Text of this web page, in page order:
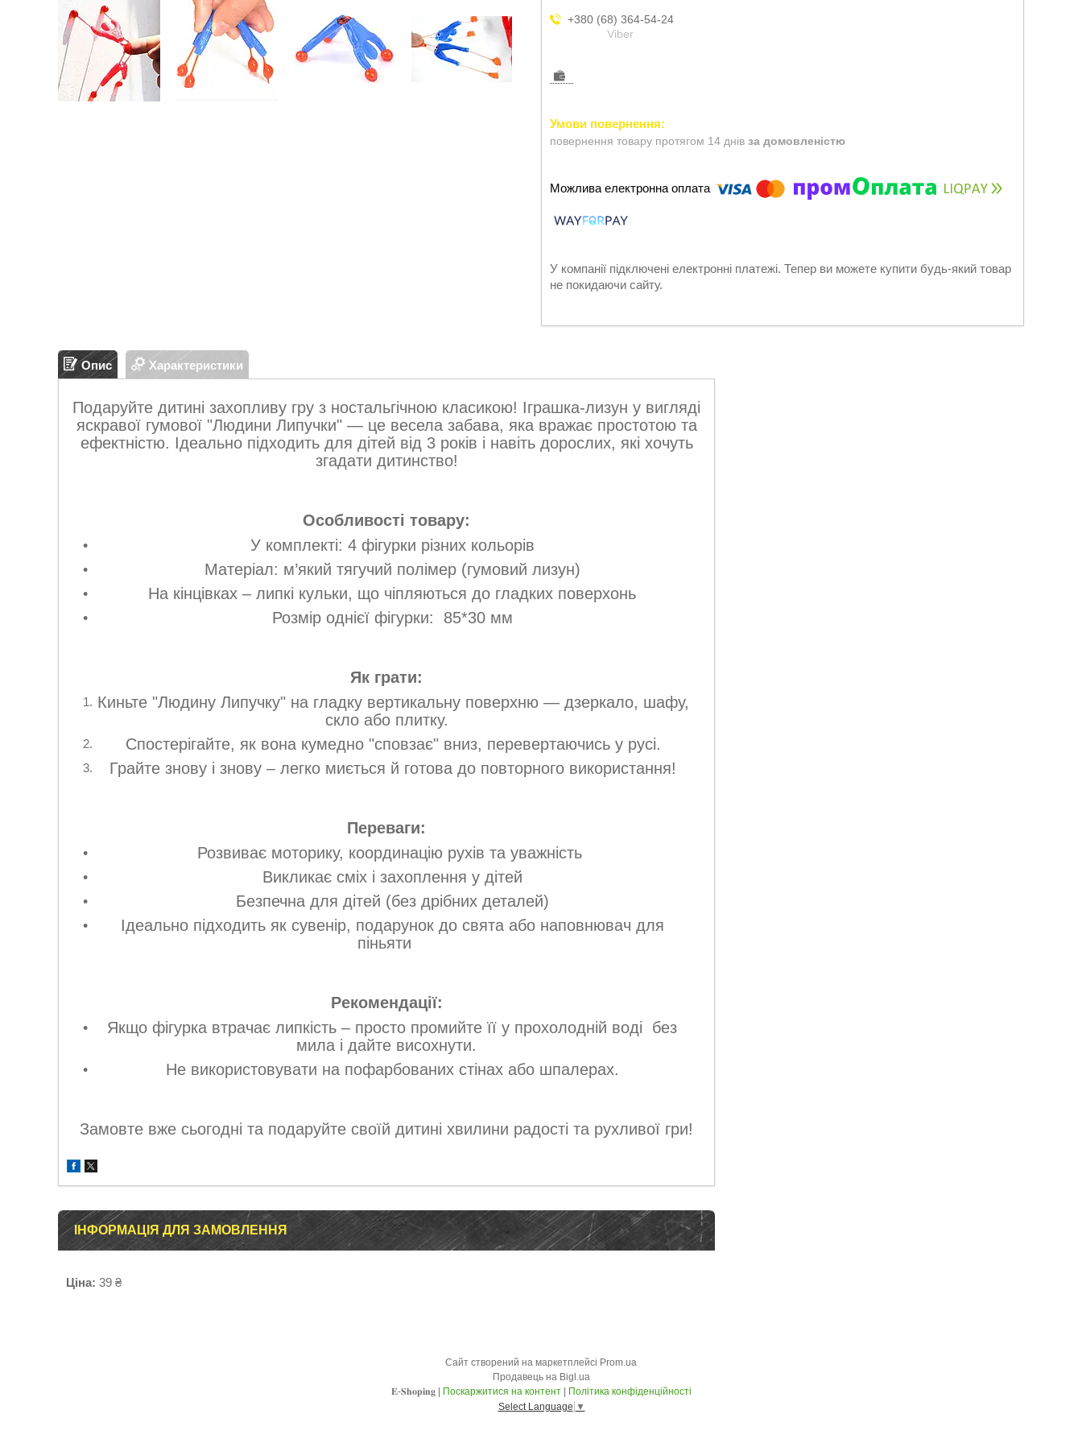
+380 (68) 364-54-24
Viber
повернення товару протягом 14 днів за домовленістю
У компанії підключені електронні платежі. Тепер ви можете купити будь-який товар
не покидаючи сайту.
Опис Характеристики
Подаруйте дитині захопливу гру з ностальгічною класикою! Іграшка-лизун у вигляді
яскравої гумової "Людини Липучки" — це весела забава, яка вражає простотою та
ефектністю. Ідеально підходить для дітей від 3 років і навіть дорослих, які хочуть
згадати дитинство!
Особливості товару:
У комплекті: 4 фігурки різних кольорів
Матеріал: м’який тягучий полімер (гумовий лизун)
На кінцівках – липкі кульки, що чіпляються до гладких поверхонь
Розмір однієї фігурки: 85*30 мм
Як грати:
Киньте "Людину Липучку" на гладку вертикальну поверхню — дзеркало, шафу,
скло або плитку.
Спостерігайте, як вона кумедно "сповзає" вниз, перевертаючись у русі.
Грайте знову і знову – легко миється й готова до повторного використання!
Переваги:
Розвиває моторику, координацію рухів та уважність
Викликає сміх і захоплення у дітей
Безпечна для дітей (без дрібних деталей)
Ідеально підходить як сувенір, подарунок до свята або наповнювач для
піньяти
Рекомендації:
Якщо фігурка втрачає липкість – просто промийте її у прохолодній воді без
мила і дайте висохнути.
Не використовувати на пофарбованих стінах або шпалерах.
Замовте вже сьогодні та подаруйте своїй дитині хвилини радості та рухливої гри!
ІНФОРМАЦІЯ ДЛЯ ЗАМОВЛЕННЯ
Ціна: 39 ₴
Сайт створений на маркетплейсі Prom.ua
Продавець на Bigl.ua
Поскаржитися на контент
Політика конфіденційності
Select Language ▼